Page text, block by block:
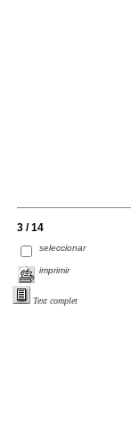
3 / 14
seleccionar
imprimir
Text complet